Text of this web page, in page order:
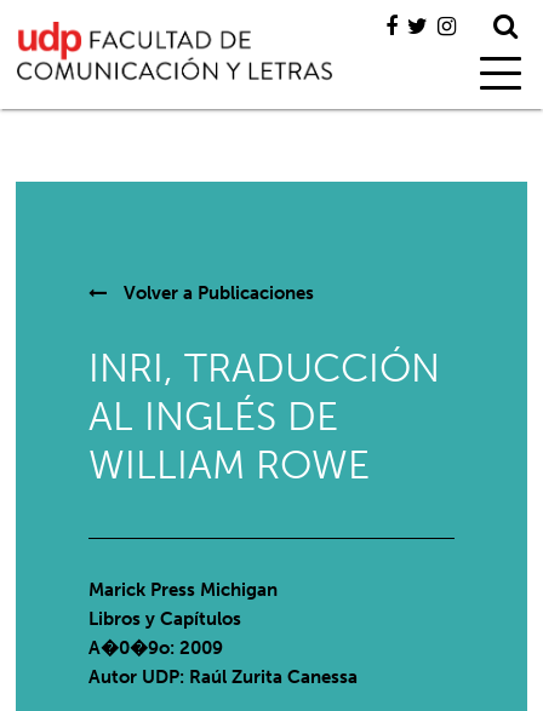
Volver a Publicaciones
INRI, TRADUCCIÓN
AL INGLÉS DE
WILLIAM ROWE
Marick Press Michigan
Libros y Capítulos
A�0�9o: 2009
Autor UDP: Raúl Zurita Canessa